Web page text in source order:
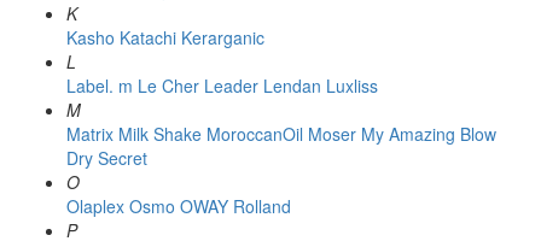
K
Kasho Katachi Kerarganic
L
Label. m Le Cher Leader Lendan Luxliss
M
Matrix Milk Shake MoroccanOil Moser My Amazing Blow
Dry Secret
O
Olaplex Osmo OWAY Rolland
P